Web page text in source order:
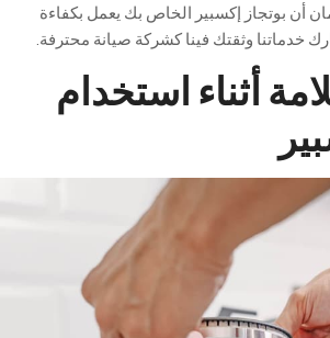
أن بوتجاز إكسبير الخاص بك يعمل بكفاءة
خدماتنا وثقتك فينا كشركة صيانة محترفة.
أثناء استخدام